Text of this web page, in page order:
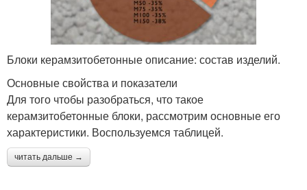
Блоки керамзитобетонные описание: состав изделий.
Основные свойства и показатели
Для того чтобы разобраться, что такое
керамзитобетонные блоки, рассмотрим основные его
характеристики. Воспользуемся таблицей.
читать дальше →